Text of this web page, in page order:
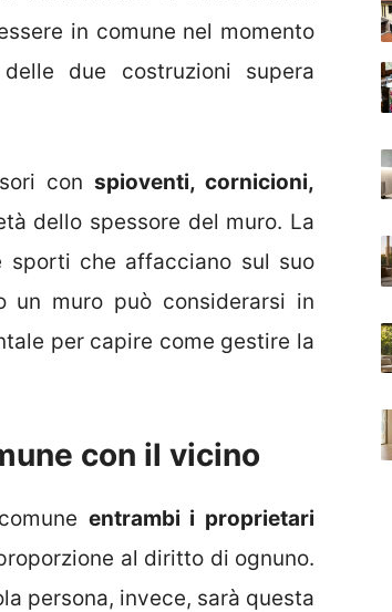
in comune nel momento
due costruzioni supera
con spioventi, cornicioni,
dello spessore del muro. La
che affacciano sul suo
un muro può considerarsi in
per capire come gestire la
con il vicino
entrambi i proprietari
al diritto di ognuno.
persona, invece, sarà questa